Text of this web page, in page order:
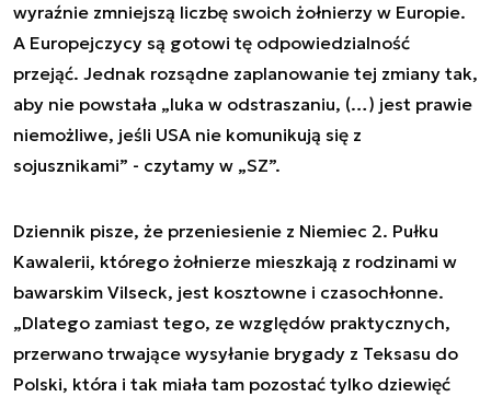
wyraźnie zmniejszą liczbę swoich żołnierzy w Europie.
A Europejczycy są gotowi tę odpowiedzialność
przejąć. Jednak rozsądne zaplanowanie tej zmiany tak,
aby nie powstała „luka w odstraszaniu, (…) jest prawie
niemożliwe, jeśli USA nie komunikują się z
sojusznikami” - czytamy w „SZ”.
Dziennik pisze, że przeniesienie z Niemiec 2. Pułku
Kawalerii, którego żołnierze mieszkają z rodzinami w
bawarskim Vilseck, jest kosztowne i czasochłonne.
„Dlatego zamiast tego, ze względów praktycznych,
przerwano trwające wysyłanie brygady z Teksasu do
Polski, która i tak miała tam pozostać tylko dziewięć